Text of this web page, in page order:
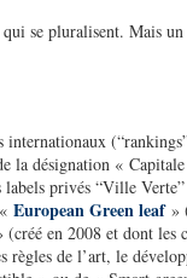
se pluralisent. Mais
internationaux
la désignation «
labels privés “Ville
European Green leaf»
(créé en 2008 et dont les
règles de l’art, le